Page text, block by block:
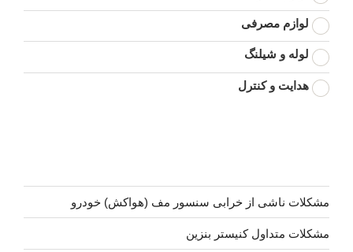
لوازم مصرفی
لوله و شیلنگ
هدایت و کنترل
مشکلات ناشی از خرابی سنسور مف (هواکش) خودرو
مشکلات متداول کنیستر بنزین